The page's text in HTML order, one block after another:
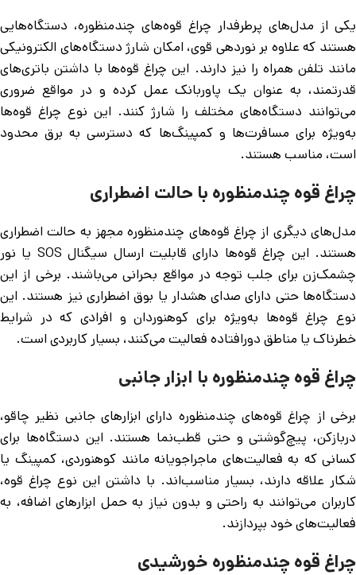
یکی از مدل‌های پرطرفدار چراغ قوه‌های چندمنظوره، دستگاه‌هایی
هستند که علاوه بر نوردهی قوی، امکان شارژ دستگاه‌های الکترونیکی
مانند تلفن همراه را نیز دارند. این چراغ قوه‌ها با داشتن باتری‌های
قدرتمند، به عنوان یک پاوربانک عمل کرده و در مواقع ضروری
می‌توانند دستگاه‌های مختلف را شارژ کنند. این نوع چراغ قوه‌ها
به‌ویژه برای مسافرت‌ها و کمپینگ‌ها که دسترسی به برق محدود
است، مناسب هستند.
چراغ قوه چندمنظوره با حالت اضطراری
مدل‌های دیگری از چراغ قوه‌های چندمنظوره مجهز به حالت اضطراری
هستند. این چراغ قوه‌ها دارای قابلیت ارسال سیگنال SOS یا نور
چشمک‌زن برای جلب توجه در مواقع بحرانی می‌باشند. برخی از این
دستگاه‌ها حتی دارای صدای هشدار یا بوق اضطراری نیز هستند. این
نوع چراغ قوه‌ها به‌ویژه برای کوهنوردان و افرادی که در شرایط
خطرناک یا مناطق دورافتاده فعالیت می‌کنند، بسیار کاربردی است.
چراغ قوه چندمنظوره با ابزار جانبی
برخی از چراغ قوه‌های چندمنظوره دارای ابزارهای جانبی نظیر چاقو،
دربازکن، پیچ‌گوشتی و حتی قطب‌نما هستند. این دستگاه‌ها برای
کسانی که به فعالیت‌های ماجراجویانه مانند کوهنوردی، کمپینگ یا
شکار علاقه دارند، بسیار مناسب‌اند. با داشتن این نوع چراغ قوه،
کاربران می‌توانند به راحتی و بدون نیاز به حمل ابزارهای اضافه، به
فعالیت‌های خود بپردازند.
چراغ قوه چندمنظوره خورشیدی